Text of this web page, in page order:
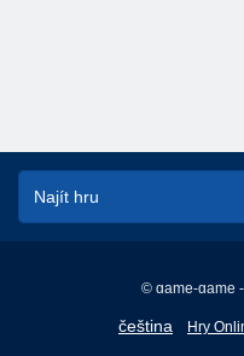
© game-game
čeština
English
Hry